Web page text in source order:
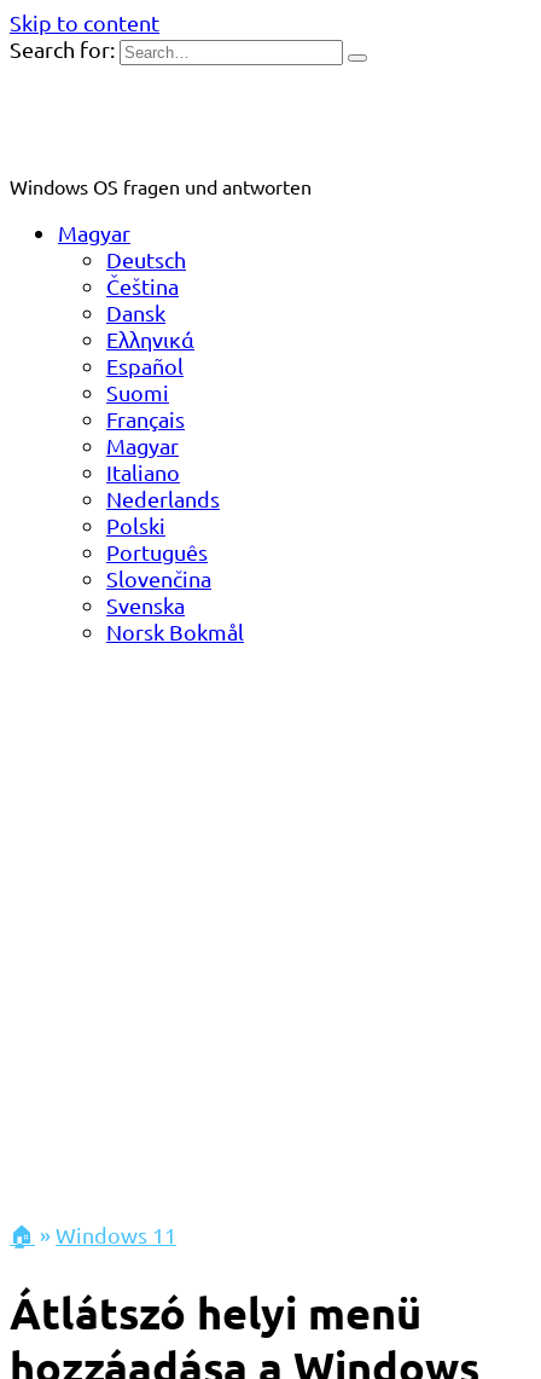
Skip to content
Search for:
Windows OS fragen und antworten
Magyar
Deutsch
Čeština
Dansk
Ελληνικά
Español
Suomi
Français
Magyar
Italiano
Nederlands
Polski
Português
Slovenčina
Svenska
Norsk Bokmål
🏠 »Windows 11
Átlátszó helyi menü
hozzáadása a Windows